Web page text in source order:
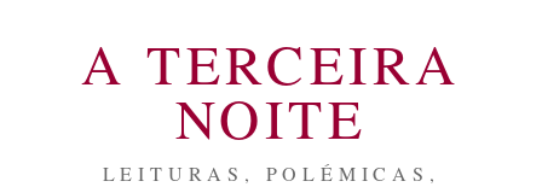
A TERCEIRA
NOITE
LEITURAS, POLÉMICAS,